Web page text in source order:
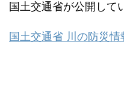
国土交通省が公開して
国土交通省 川の防災